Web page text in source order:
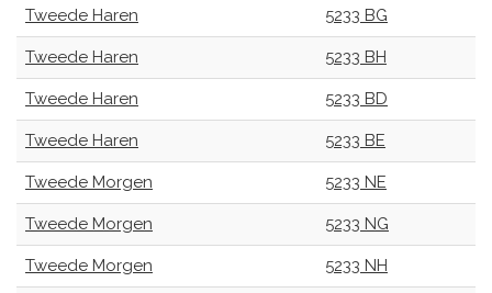
Tweede Haren 5233 BG
Tweede Haren 5233 BH
Tweede Haren 5233 BD
Tweede Haren 5233 BE
Tweede Morgen 5233 NE
Tweede Morgen 5233 NG
Tweede Morgen 5233 NH